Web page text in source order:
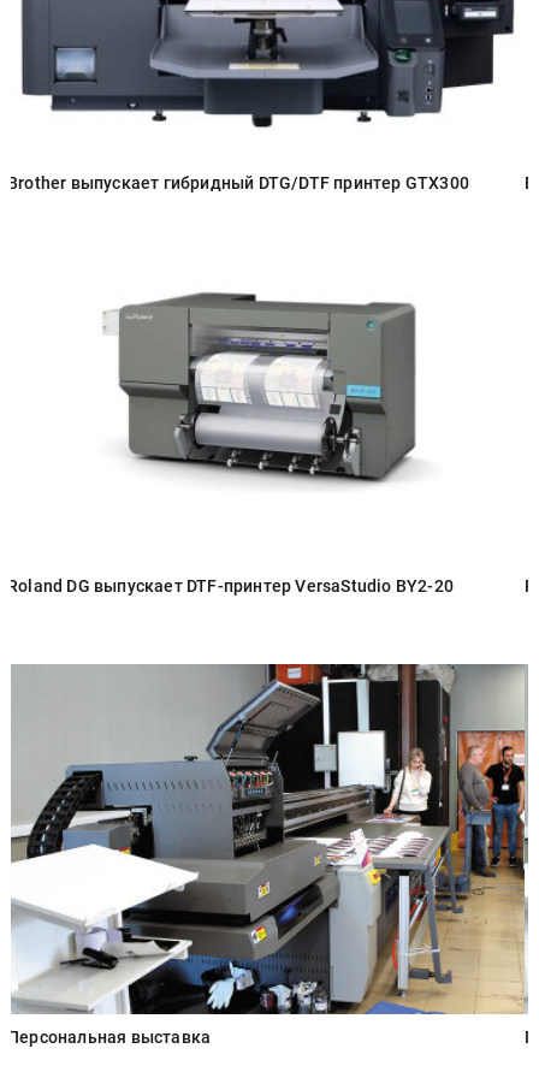
Brother выпускает гибридный DTG/DTF принтер GTX300
Roland DG выпускает DTF-принтер VersaStudio BY2-20
Персональная выставка